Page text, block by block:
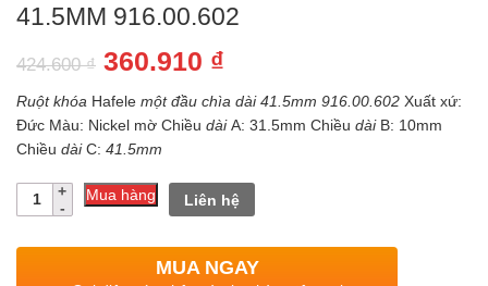
41.5MM 916.00.602
424.600₫ Giá
gốc
là:
424.600 ₫.
360.910 ₫
hiện
tại
360.910 ₫.
Ruột khóa Hafele một đầu chìa dài 41.5mm 916.00.602 Xuất xứ:
Đức Màu: Nickel mờ Chiều dàiA: 31.5mm Chiều dàiB: 10mm
Chiều dàiC: 41.5mm
Số
lượng
Mua hàng Liên hệ
MUA NGAY